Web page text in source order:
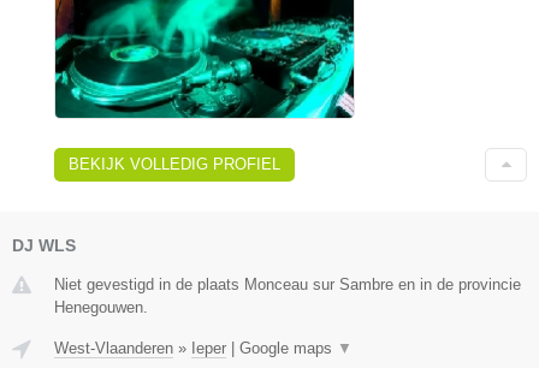
BEKIJK VOLLEDIG PROFIEL
DJ WLS
Niet gevestigd in de plaats Monceau sur Sambre en in de provincie
Henegouwen.
West-Vlaanderen » Ieper | Google maps ▼